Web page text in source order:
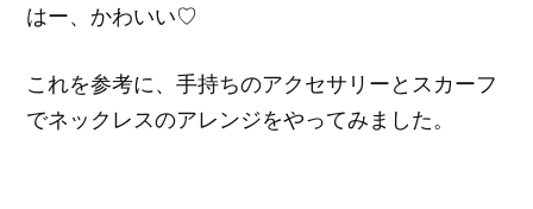
はー、かわいい♡
これを参考に、手持ちのアクセサリーとスカーフ
でネックレスのアレンジをやってみました。